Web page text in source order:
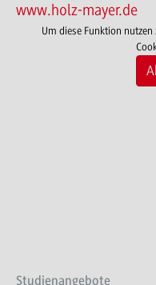
www.holz-mayer.de
Um diese Funktion
Studienangebote